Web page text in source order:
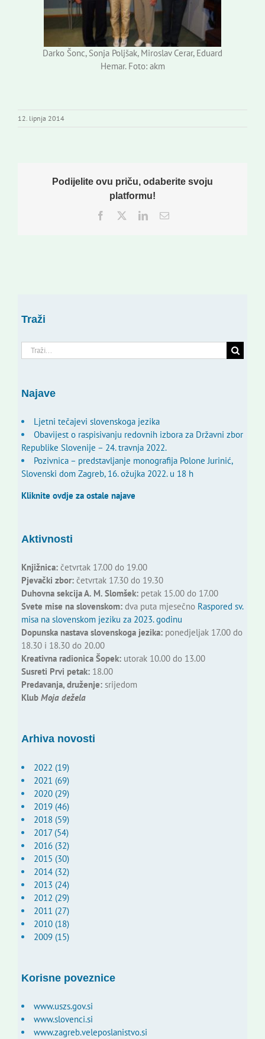
Darko Šonc, Sonja Poljšak, Miroslav Cerar, Eduard
Hemar. Foto: akm
12. lipnja 2014
Podijelite ovu priču, odaberite svoju
platformu!
Facebook
TwitterLinkedInEmail:
Traži
Traži...
Najave
Ljetni tečajevi slovenskoga jezika
Obavijest o raspisivanju redovnih izbora za Državni zbor
Republike Slovenije – 24. travnja 2022.
Pozivnica – predstavljanje monografija Polone Jurinić,
Slovenski dom Zagreb, 16. ožujka 2022. u 18 h
Kliknite ovdje za ostale najave
Aktivnosti
Knjižnica:četvrtak 17.00 do 19.00
Pjevački zbor:četvrtak 17.30 do 19.30
Duhovna sekcija A. M. Slomšek:petak 15.00 do 17.00
Svete mise na slovenskom:dva puta mjesečno Raspored sv.
misa na slovenskom jeziku za 2023. godinu
Dopunska nastava slovenskoga jezika:ponedjeljak 17.00 do
18.30 i 18.30 do 20.00
Kreativna radionica Šopek:utorak 10.00 do 13.00
Susreti Prvi petak:18.00
Predavanja, druženje:srijedom
Klub Moja dežela
Arhiva novosti
2022 (19)
2021 (69)
2020 (29)
2019 (46)
2018 (59)
2017 (54)
2016 (32)
2015 (30)
2014 (32)
2013 (24)
2012 (29)
2011 (27)
2010 (18)
2009 (15)
Korisne poveznice
www.uszs.gov.si
www.slovenci.si
www.zagreb.veleposlanistvo.si